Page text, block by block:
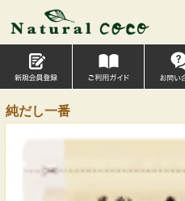
純だし一番